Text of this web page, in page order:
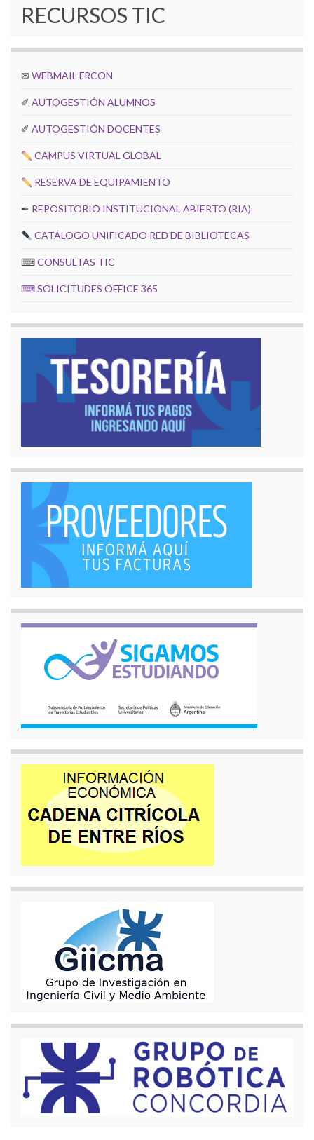
RECURSOS TIC
✉ WEBMAIL FRCON
✐ AUTOGESTIÓN ALUMNOS
✐ AUTOGESTIÓN DOCENTES
CAMPUS VIRTUAL GLOBAL
RESERVA DE EQUIPAMIENTO
✒ REPOSITORIO INSTITUCIONAL ABIERTO (RIA)
CATÁLOGO UNIFICADO RED DE BIBLIOTECAS
⌨CONSULTAS TIC
⌨SOLICITUDES OFFICE 365